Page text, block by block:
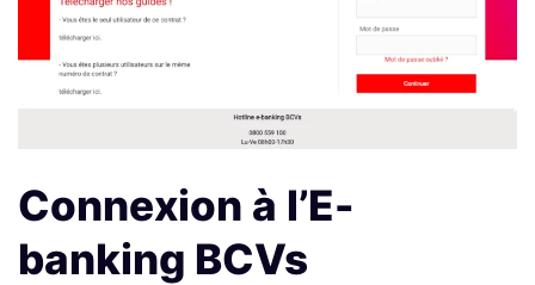
Connexion à l’E-
banking BCVs